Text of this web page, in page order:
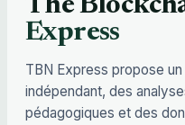
The
Express
TBN Express propose
indépendant, des
pédagogiques et des